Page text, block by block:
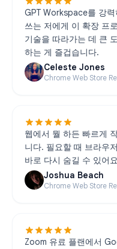
GPT Workspace를 강
쓰는 저에게 이 확장 프
기술을 따라가는 데 큰
하는 게 즐겁습니다.
Celeste Jones
Chrome Web Store
웹에서 뭘 하든 빠르게
니다. 필요할 때 브라우
바로 다시 숨길 수 있어
Joshua Beach
Chrome Web Store
Zoom 유료 플랜에서